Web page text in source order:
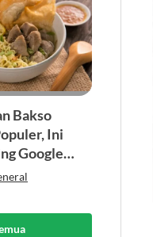
Bakso
Ini
Google